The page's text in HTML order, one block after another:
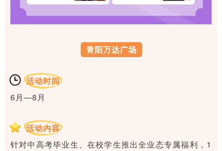
青阳万达广场
活动时间
6月—8月
活动内容
针对中高考毕业生、在校学生推出全业态专属福利，1